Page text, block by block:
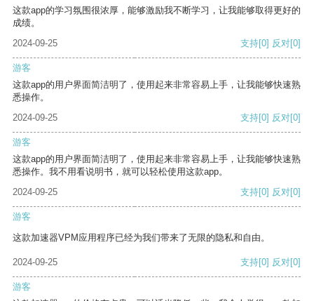
这款app的学习氛围很浓厚，能够激励我不断学习，让我能够取得更好的
成绩。
2024-09-25
支持[0] 反对[0]
游客
这款app的用户界面简洁明了，使用起来非常容易上手，让我能够快速熟
悉操作。
2024-09-25
支持[0] 反对[0]
游客
这款app的用户界面简洁明了，使用起来非常容易上手，让我能够快速熟
悉操作。我不用看说明书，就可以轻松使用这款app。
2024-09-25
支持[0] 反对[0]
游客
这款加速器VPM应用程序已经为我们带来了无限的隐私和自由。
2024-09-25 支持[0] 反对[0]
游客